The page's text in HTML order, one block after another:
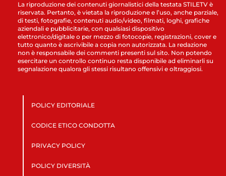
La riproduzione dei contenuti giornalistici della testata STILETV è
riservata. Pertanto, è vietata la riproduzione e l’uso, anche parziale,
di testi, fotografie, contenuti audio/video, filmati, loghi, grafiche
aziendali e pubblicitarie, con qualsiasi dispositivo
elettronico/digitale o per mezzo di fotocopie, registrazioni, cover e
tutto quanto è ascrivibile a copia non autorizzata. La redazione
non è responsabile dei commenti presenti sul sito. Non potendo
esercitare un controllo continuo resta disponibile ad eliminarli su
segnalazione qualora gli stessi risultano offensivi e oltraggiosi.
POLICY EDITORIALE
CODICE ETICO CONDOTTA
PRIVACY POLICY
POLICY DIVERSITÀ